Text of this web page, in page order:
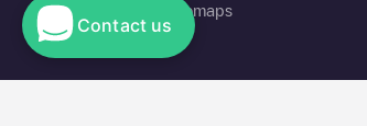
© 2026 Electromaps
Contact us